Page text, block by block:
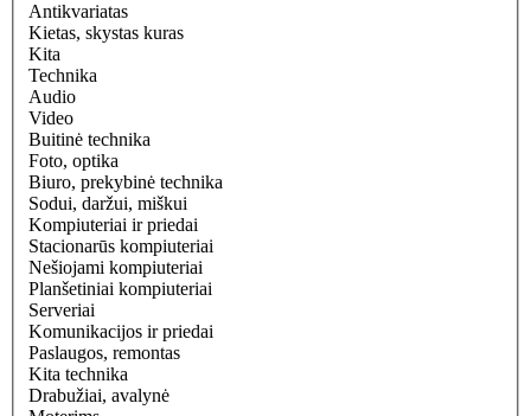
Antikvariatas
Kietas, skystas kuras
Kita
Technika
Audio
Video
Buitinė technika
Foto, optika
Biuro, prekybinė technika
Sodui, daržui, miškui
Kompiuteriai ir priedai
Stacionarūs kompiuteriai
Nešiojami kompiuteriai
Planšetiniai kompiuteriai
Serveriai
Komunikacijos ir priedai
Paslaugos, remontas
Kita technika
Drabužiai, avalynė